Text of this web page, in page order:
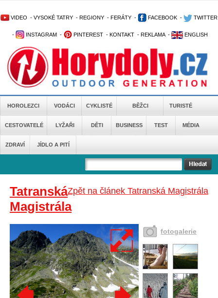
VIDEO - VYSOKÉ TATRY - REGIONY - FERÁTY - FACEBOOK - TWITTER
- INSTAGRAM - PINTEREST - KONTAKT - REKLAMA - ENGLISH
HOROLEZCI VODÁCI CYKLISTÉ BĚŽCI TURISTÉ
CESTOVATELÉ LYŽAŘI DĚTI BUSINESS TEST MÉDIA
ZDRAVÍ JÍDLO A PITÍ
Zpět na článek Tatranská Magistrála
Tatranská
Magistrála
fotogalerie